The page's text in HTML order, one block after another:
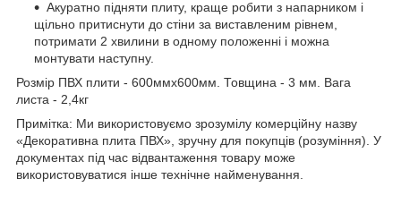
Акуратно підняти плиту, краще робити з напарником і
щільно притиснути до стіни за виставленим рівнем,
потримати 2 хвилини в одному положенні і можна
монтувати наступну.
Розмір ПВХ плити - 600ммх600мм. Товщина - 3 мм. Вага
листа - 2,4кг
Примітка: Ми використовуємо зрозумілу комерційну назву
«Декоративна плита ПВХ», зручну для покупців (розуміння). У
документах під час відвантаження товару може
використовуватися інше технічне найменування.